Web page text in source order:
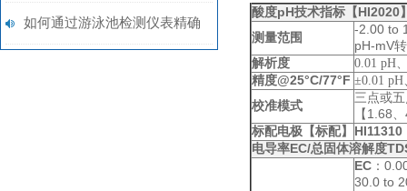
度的高效工具
如何通过游泳池检测仪表精确
酸度pH技术指标 【HI2020
测量范围
-2.00 to
pH-mV
解析度
0.01 pH
精度@25°C/77°F ±0.01 pH
校准模式
三点或
【1.68
标配电极【标配】 HI11310
电导率EC/总固体溶解度
EC ：
30.0 to